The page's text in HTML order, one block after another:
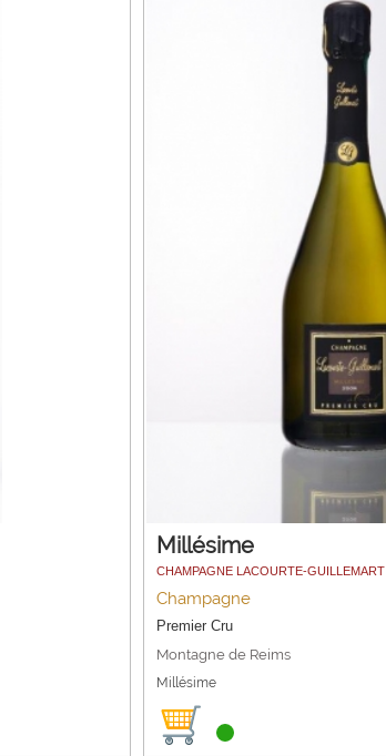
Millésime
CHAMPAGNE LACOURTE-GUILLEMART
Champagne
Premier Cru
Montagne de Reims
Millésime